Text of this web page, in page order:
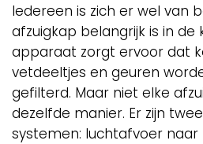
Iedereen is zich er wel van
afzuigkap belangrijk is in de
apparaat zorgt ervoor dat
vetdeeltjes en geuren
gefilterd. Maar niet elke
dezelfde manier. Er zijn
systemen: luchtafvoer naar